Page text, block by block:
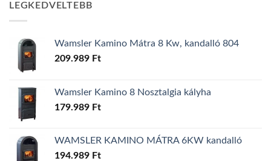
LEGKEDVELTEBB
Wamsler Kamino Mátra 8 Kw, kandalló 804
209.989 Ft
Wamsler Kamino 8 Nosztalgia kályha
179.989 Ft
WAMSLER KAMINO MÁTRA 6KW kandalló
194.989 Ft